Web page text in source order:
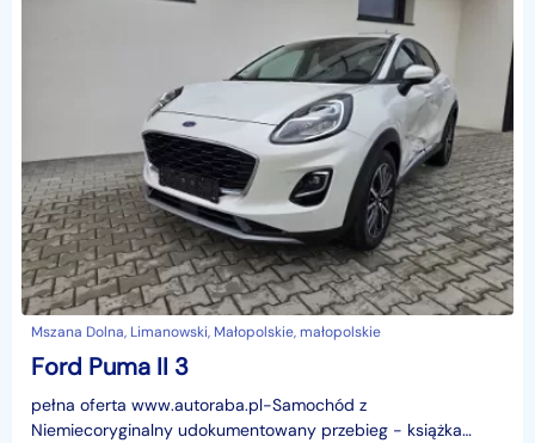
Mszana Dolna, Limanowski, Małopolskie, małopolskie
Ford Puma II 3
pełna oferta www.autoraba.pl-Samochód z
Niemiecoryginalny udokumentowany przebieg - książka